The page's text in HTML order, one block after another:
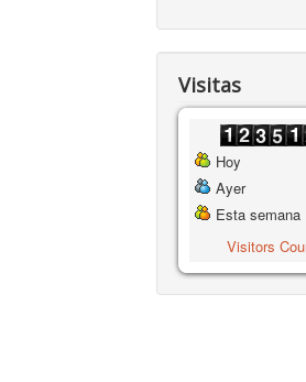
Visitas
Hoy
Ayer
Esta semana
Visitors